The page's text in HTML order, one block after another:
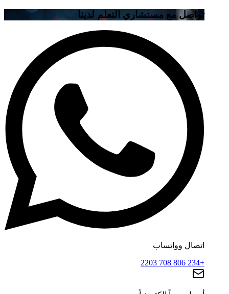
تواصل مع مستشاري التعلم لدينا
اتصال وواتساب
+234 806 708 2203